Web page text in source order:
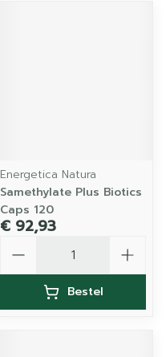
Energetica Natura
Samethylate Plus Biotics
Caps 120
€ 92,93
Bestel